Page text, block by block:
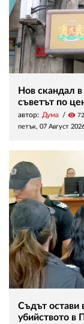
Нов скандал в
съветът по
автор: Дума visibility
петък, 07 Август
Съдът остави
убийството в